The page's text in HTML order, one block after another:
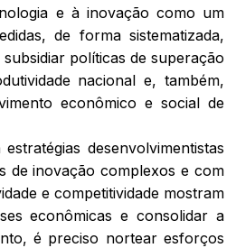
e à inovação como um
de forma sistematizada,
políticas de superação
nacional e, também,
econômico e social de
desenvolvimentistas
de inovação complexos e com
e competitividade mostram
econômicas e consolidar a
é preciso nortear esforços